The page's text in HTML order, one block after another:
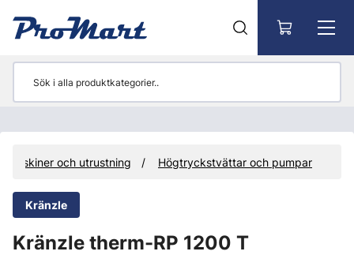
Maskiner och utrustning Högtryckstvättar och pumpar
Kränzle
Kränzle therm-RP 1200 T